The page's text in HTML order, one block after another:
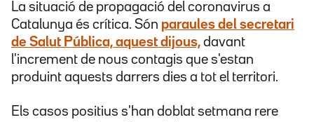
La situació de propagació del coronavirus a
Catalunya és crítica. Són paraules del secretari
de Salut Pública, aquest dijous, davant
l'increment de nous contagis que s'estan
produint aquests darrers dies a tot el territori.
Els casos positius s'han doblat setmana rere